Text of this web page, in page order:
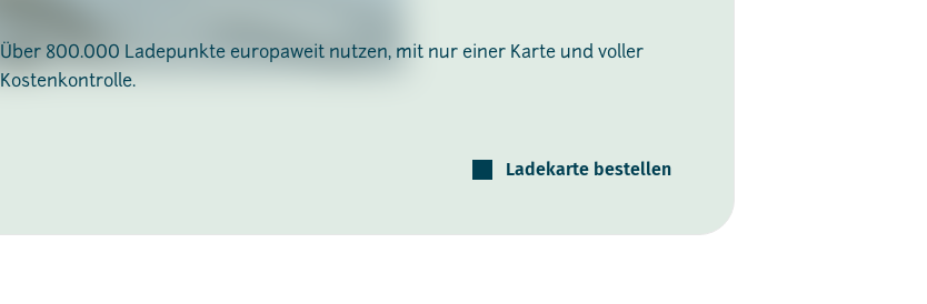
Über 800.000 Ladepunkte europaweit nutzen, mit nur einer Karte und voller
Kostenkontrolle.
Ladekarte bestellen